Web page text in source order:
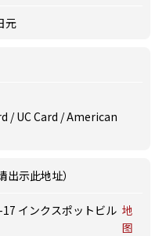
元
/ UC Card / American
示此地址）
インクスポットビル 地
图